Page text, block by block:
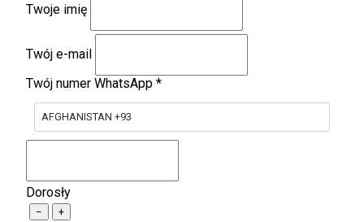
Twoje imię
Twój e-mail
Twój numer WhatsApp *
AFGHANISTAN +93
Dorosły
− +